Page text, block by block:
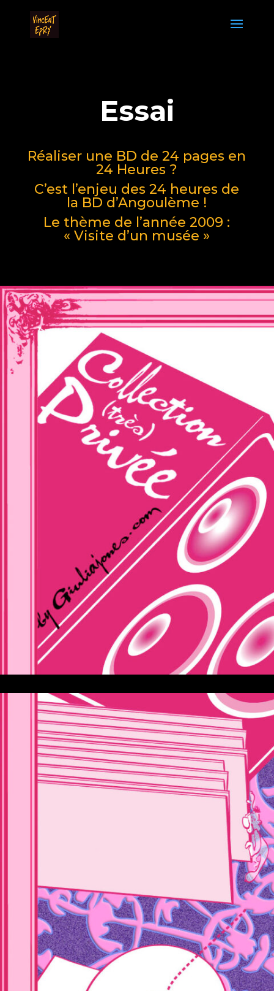
Essai
Réaliser une BD de 24 pages en
24 Heures ?
C’est l’enjeu des 24 heures de
la BD d’Angoulème !
Le thème de l’année 2009 :
« Visite d’un musée »